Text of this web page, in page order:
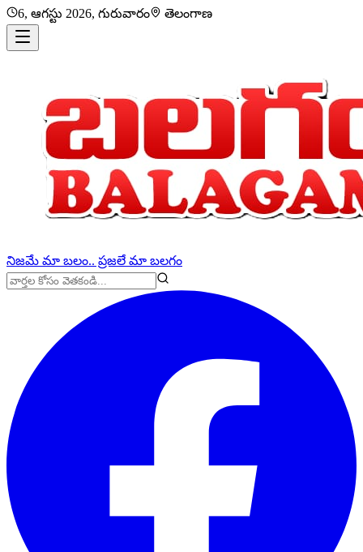
6, ఆగస్టు 2026, గురువారం తెలంగాణ
నిజమే మా బలం.. ప్రజలే మా బలగం